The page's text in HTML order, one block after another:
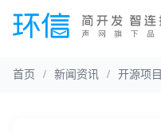
首页 / 新闻资讯 / 开源项目